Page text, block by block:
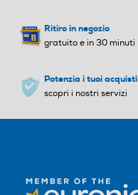
Ritiro in negozio
gratuito e in 30 minuti
Potenzia i tuoi acquisti
scopri i nostri servizi